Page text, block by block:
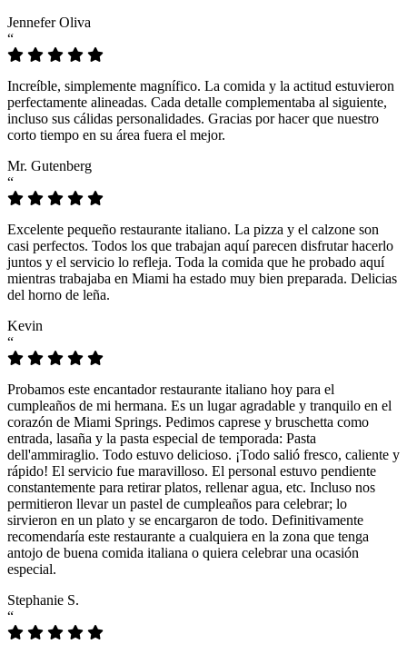
Jennefer Oliva
“
Increíble, simplemente magnífico. La comida y la actitud estuvieron
perfectamente alineadas. Cada detalle complementaba al siguiente,
incluso sus cálidas personalidades. Gracias por hacer que nuestro
corto tiempo en su área fuera el mejor.
Mr. Gutenberg
“
Excelente pequeño restaurante italiano. La pizza y el calzone son
casi perfectos. Todos los que trabajan aquí parecen disfrutar hacerlo
juntos y el servicio lo refleja. Toda la comida que he probado aquí
mientras trabajaba en Miami ha estado muy bien preparada. Delicias
del horno de leña.
Kevin
“
Probamos este encantador restaurante italiano hoy para el
cumpleaños de mi hermana. Es un lugar agradable y tranquilo en el
corazón de Miami Springs. Pedimos caprese y bruschetta como
entrada, lasaña y la pasta especial de temporada: Pasta
dell'ammiraglio. Todo estuvo delicioso. ¡Todo salió fresco, caliente y
rápido! El servicio fue maravilloso. El personal estuvo pendiente
constantemente para retirar platos, rellenar agua, etc. Incluso nos
permitieron llevar un pastel de cumpleaños para celebrar; lo
sirvieron en un plato y se encargaron de todo. Definitivamente
recomendaría este restaurante a cualquiera en la zona que tenga
antojo de buena comida italiana o quiera celebrar una ocasión
especial.
Stephanie S.
“